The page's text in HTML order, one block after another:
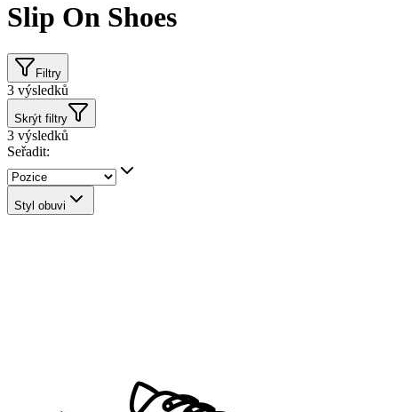
Slip On Shoes
Filtry
3 výsledků
Skrýt filtry
3 výsledků
Seřadit:
Styl obuvi